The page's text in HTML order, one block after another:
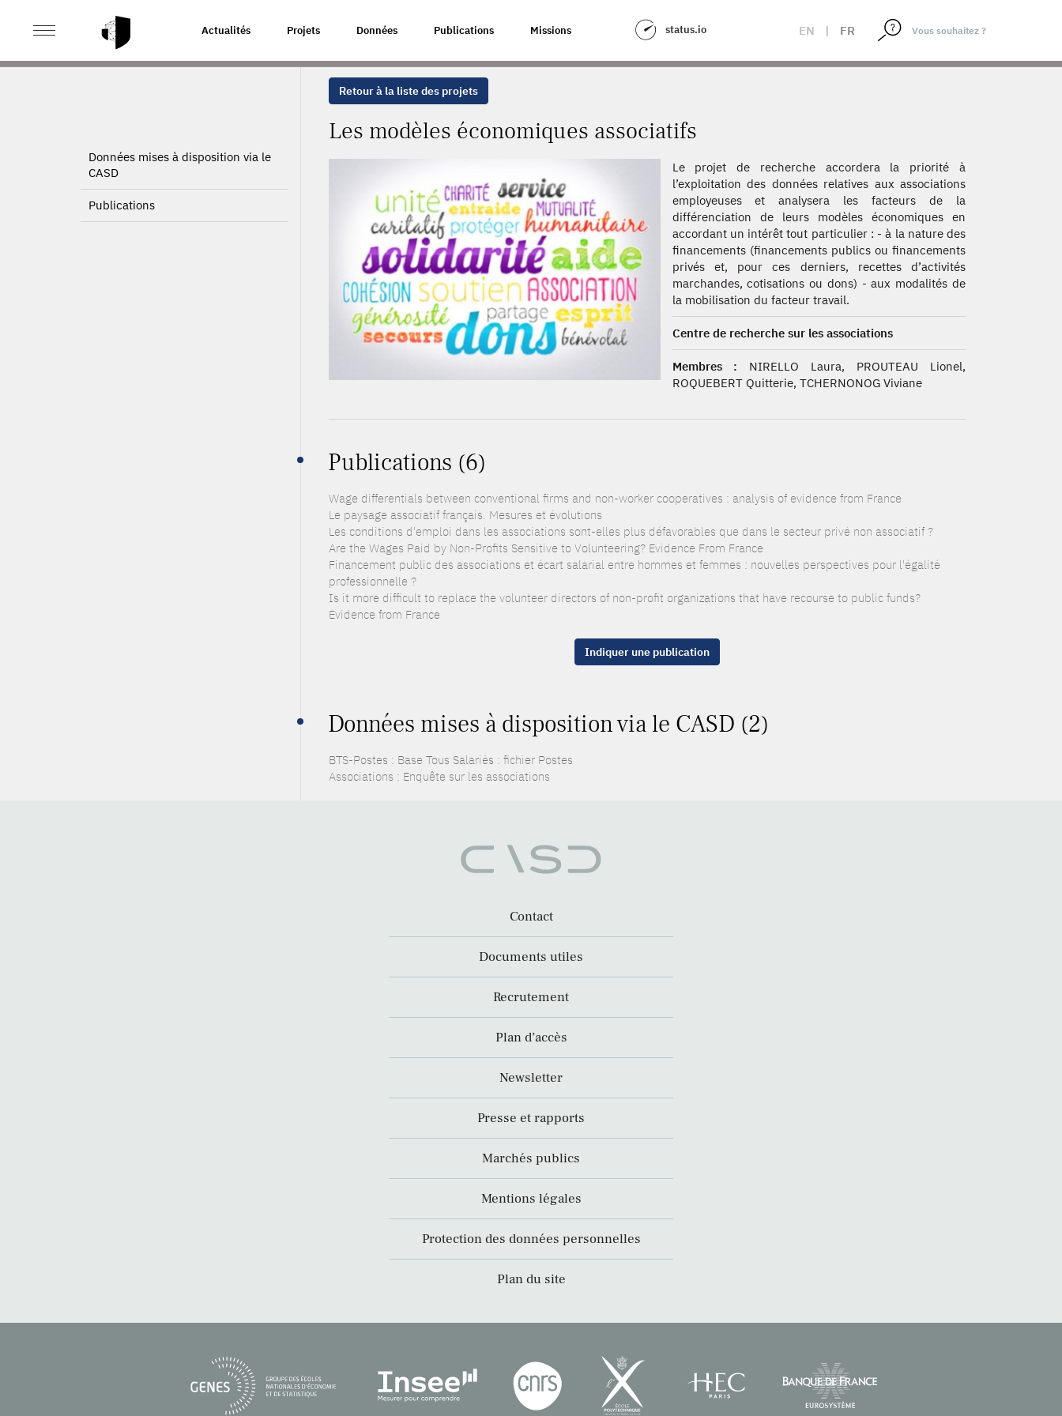
Actualités Projets Données Publications Missions status.io EN | FR
ACCUEIL LES MODÈLES ÉCONOMIQUES ASSOCIATIFS
Données mises à disposition via le
CASD
Publications
Retour à la liste des projets
Les modèles économiques associatifs
Le projet de recherche accordera la priorité à
l’exploitation des données relatives aux associations
employeuses et analysera les facteurs de la
différenciation de leurs modèles économiques en
accordant un intérêt tout particulier : - à la nature des
financements (financements publics ou financements
privés et, pour ces derniers, recettes d’activités
marchandes, cotisations ou dons) - aux modalités de
la mobilisation du facteur travail.
Centre de recherche sur les associations
Membres : NIRELLO Laura, PROUTEAU Lionel,
ROQUEBERT Quitterie, TCHERNONOG Viviane
Publications (6)
Wage differentials between conventional firms and non-worker cooperatives : analysis of evidence from France
Le paysage associatif français. Mesures et évolutions
Les conditions d'emploi dans les associations sont-elles plus défavorables que dans le secteur privé non associatif ?
Are the Wages Paid by Non-Profits Sensitive to Volunteering? Evidence From France
Financement public des associations et écart salarial entre hommes et femmes : nouvelles perspectives pour l'égalité
professionnelle ?
Is it more difficult to replace the volunteer directors of non-profit organizations that have recourse to public funds?
Evidence from France
Indiquer une publication
Données mises à disposition via le CASD (2)
BTS-Postes : Base Tous Salariés : fichier Postes
Associations : Enquête sur les associations
Contact
Documents utiles
Recrutement
Plan d’accès
Newsletter
Presse et rapports
Marchés publics
Mentions légales
Protection des données personnelles
Plan du site